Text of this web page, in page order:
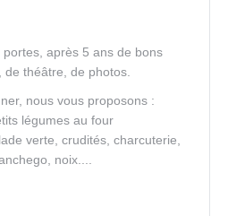
portes, après 5 ans de bons
théâtre, de photos.
nous vous proposons :
légumes au four
verte, crudités, charcuterie,
noix....